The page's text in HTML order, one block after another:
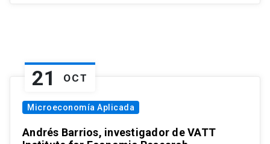
21 OCT
Microeconomía Aplicada
Andrés Barrios, investigador de VATT